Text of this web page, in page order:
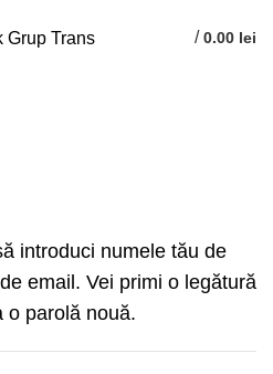
/ 0.00 lei
introduci numele tău de
email. Vei primi o legătură
o parolă nouă.